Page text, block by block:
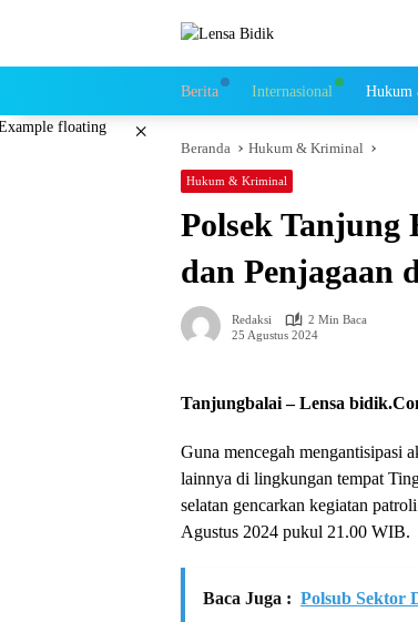
Berita Internasional
×
Beranda Hukum & Kriminal
Hukum & Kriminal
Polsek Tanjung
dan Penjagaan
Redaksi
2 Min Baca
25 Agustus 2024
Tanjungbalai – Lensa
Guna mencegah mengantisipasi
lainnya di lingkungan tempat
selatan gencarkan kegiatan
Agustus 2024 pukul 21.00 WIB.
Baca Juga : Polsub Sektor